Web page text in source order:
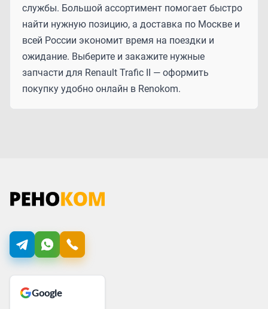
службы. Большой ассортимент помогает быстро
найти нужную позицию, а доставка по Москве и
всей России экономит время на поездки и
ожидание. Выберите и закажите нужные
запчасти для Renault Trafic II — оформить
покупку удобно онлайн в Renokom.
Google